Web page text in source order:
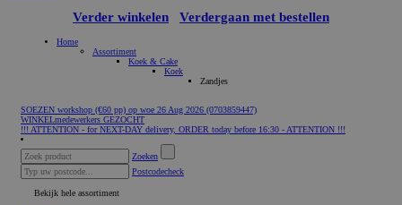
Verder winkelen Verdergaan met bestellen
Home
Assortiment
Koek & Cake
Koek
Zandjes
SOEZEN workshop (€60 pp) op woe 26 Aug 2026 (0703859447)
WINKELmedewerkers GEZOCHT
!!! ATTENTION - for NEXT-DAY delivery, ORDER today before 16:30 - ATTENTION !!!
Zoeken
Postcodecheck
Bekijk hele assortiment